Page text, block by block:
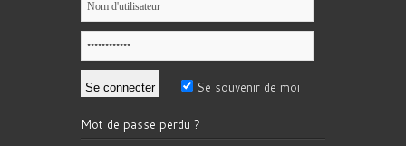
Se souvenir de moi
Mot de passe perdu ?